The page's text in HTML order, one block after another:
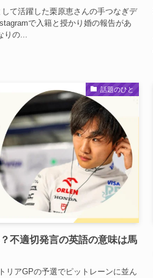
て活躍した栗原恵さんの手つなぎデ
で入籍と授かり婚の報告があ
りの...
話題のひと
不適切発言の英語の意味は馬
リアGPの予選でピットレーンに並ん